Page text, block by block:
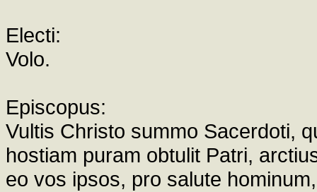
Electi:
Volo.
Episcopus:
Vultis Christo summo Sacerdoti,
hostiam puram obtulit Patri,
eo vos ipsos, pro salute